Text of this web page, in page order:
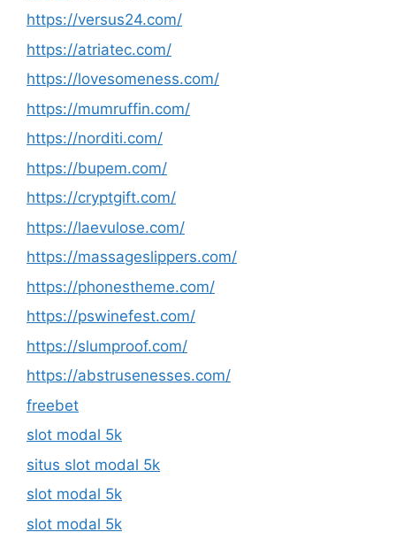
https://versus24.com/
https://atriatec.com/
https://lovesomeness.com/
https://mumruffin.com/
https://norditi.com/
https://bupem.com/
https://cryptgift.com/
https://laevulose.com/
https://massageslippers.com/
https://phonestheme.com/
https://pswinefest.com/
https://slumproof.com/
https://abstrusenesses.com/
freebet
slot modal 5k
situs slot modal 5k
slot modal 5k
slot modal 5k